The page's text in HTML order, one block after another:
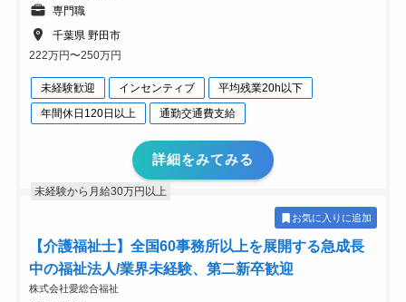
専門職
千葉県 野田市
222万円〜250万円
未経験歓迎 インセンティブ
平均残業20h以下
年間休日120日以上
通勤交通費支給
詳細をみてみる
未経験から月給30万円以上
お気に入りに追加
【介護福祉士】全国60事務所以上を展開する急成長
中の福祉法人/業界未経験、第二新卒歓迎
株式会社愛総合福祉